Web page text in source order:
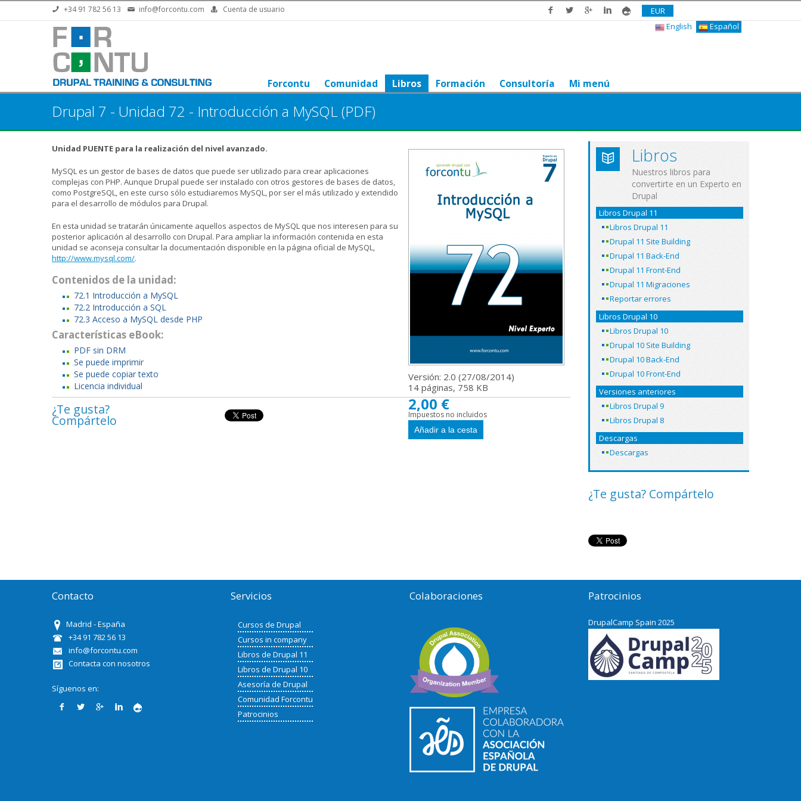
Pasar al contenido principal
+34 91 782 56 13 info@forcontu.com Cuenta de usuario
EUR
English
Español
Forcontu Comunidad Libros Formación Consultoría Mi menú
Drupal 7 - Unidad 72 - Introducción a MySQL (PDF)
Versión: 2.0 (27/08/2014)
14 páginas, 758 KB
2,00 €
Impuestos no incluidos
Unidad PUENTE para la realización del nivel avanzado.
MySQL es un gestor de bases de datos que puede ser utilizado para crear aplicaciones
complejas con PHP. Aunque Drupal puede ser instalado con otros gestores de bases de datos,
como PostgreSQL, en este curso sólo estudiaremos MySQL, por ser el más utilizado y extendido
para el desarrollo de módulos para Drupal.
En esta unidad se tratarán únicamente aquellos aspectos de MySQL que nos interesen para su
posterior aplicación al desarrollo con Drupal. Para ampliar la información contenida en esta
unidad se aconseja consultar la documentación disponible en la página oficial de MySQL,
http://www.mysql.com/.
Contenidos de la unidad:
72.1 Introducción a MySQL
72.2 Introducción a SQL
72.3 Acceso a MySQL desde PHP
Características eBook:
PDF sin DRM
Se puede imprimir
Se puede copiar texto
Licencia individual
¿Te gusta?
Compártelo
Libros
Nuestros libros para
convertirte en un Experto en
Drupal
Libros Drupal 11
Libros Drupal 11
Drupal 11 Site Building
Drupal 11 Back-End
Drupal 11 Front-End
Drupal 11 Migraciones
Reportar errores
Libros Drupal 10
Libros Drupal 10
Drupal 10 Site Building
Drupal 10 Back-End
Drupal 10 Front-End
Versiones anteriores
Libros Drupal 9
Libros Drupal 8
Descargas
Descargas
¿Te gusta? Compártelo
Contacto
Madrid - España
+34 91 782 56 13
info@forcontu.com
Contacta con nosotros
Síguenos en:
Servicios
Cursos de Drupal
Cursos in company
Libros de Drupal 11
Libros de Drupal 10
Asesoría de Drupal
Comunidad Forcontu
Patrocinios
Colaboraciones Patrocinios
DrupalCamp Spain 2025